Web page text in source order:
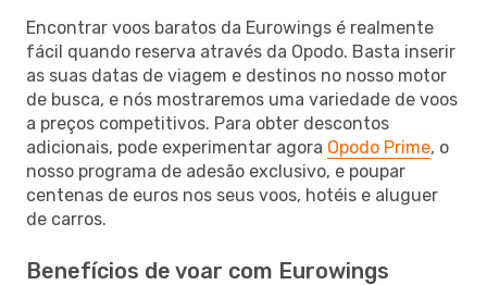
Encontrar voos baratos da Eurowings é realmente
fácil quando reserva através da Opodo. Basta inserir
as suas datas de viagem e destinos no nosso motor
de busca, e nós mostraremos uma variedade de voos
a preços competitivos. Para obter descontos
adicionais, pode experimentar agora Opodo Prime, o
nosso programa de adesão exclusivo, e poupar
centenas de euros nos seus voos, hotéis e aluguer
de carros.
Benefícios de voar com Eurowings